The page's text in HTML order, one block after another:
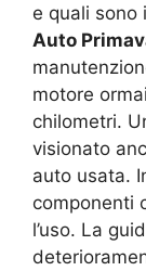
e quali sono
Auto
motore
chilometri.
visionato
auto usata.
componenti
l’uso. La